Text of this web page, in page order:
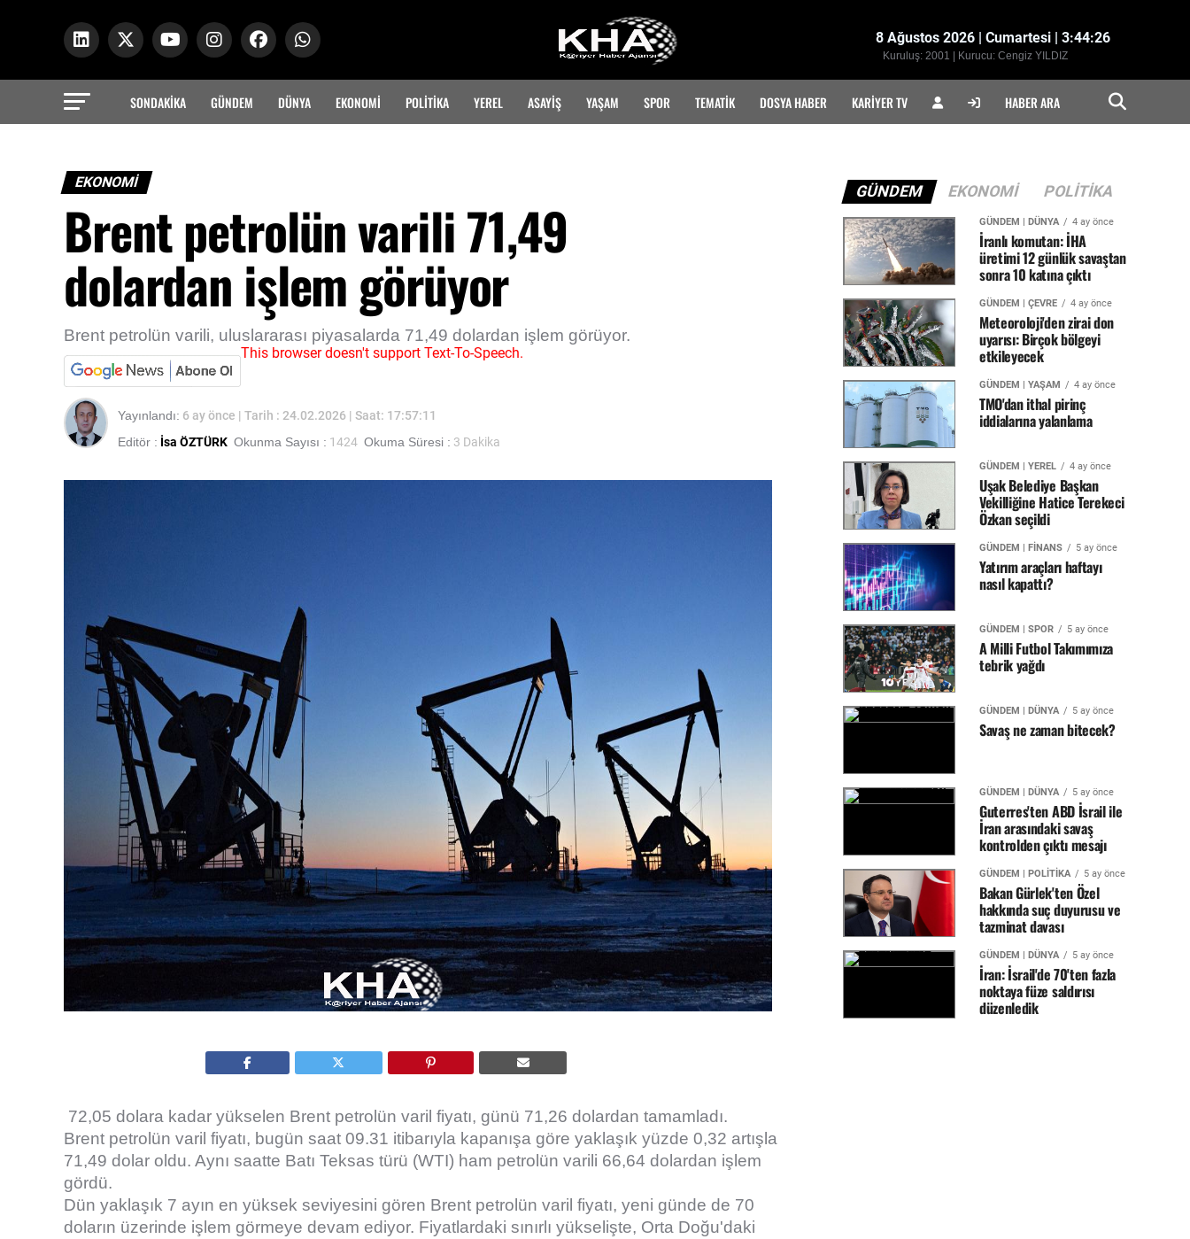
8 Ağustos 2026 | Cumartesi | 3:44:27
Kuruluş: 2001 | Kurucu: Cengiz YILDIZ
SONDAKİKA GÜNDEM DÜNYA EKONOMİ POLİTİKA YEREL ASAYİŞ YAŞAM SPOR TEMATIK DOSYA HABER KARIYER TV HABER ARA
GÜNDEM EKONOMI POLITIKA
GÜNDEM | DÜNYA 4 ay önce
İranlı komutan: İHA
üretimi 12 günlük savaştan
sonra 10 katına çıktı
GÜNDEM | ÇEVRE 4 ay önce
Meteoroloji'den zirai don
uyarısı: Birçok bölgeyi
etkileyecek
GÜNDEM | YAŞAM 4 ay önce
TMO'dan ithal pirinç
iddialarına yalanlama
GÜNDEM | YEREL 4 ay önce
Uşak Belediye Başkan
Vekilliğine Hatice Terekeci
Özkan seçildi
GÜNDEM | FİNANS 5 ay önce
Yatırım araçları haftayı
nasıl kapattı?
GÜNDEM | SPOR 5 ay önce
A Milli Futbol Takımımıza
tebrik yağdı
GÜNDEM | DÜNYA 5 ay önce
Savaş ne zaman bitecek?
GÜNDEM | DÜNYA 5 ay önce
Guterres'ten ABD İsrail ile
İran arasındaki savaş
kontrolden çıktı mesajı
GÜNDEM | POLİTİKA 5 ay önce
Bakan Gürlek'ten Özel
hakkında suç duyurusu ve
tazminat davası
GÜNDEM | DÜNYA 5 ay önce
İran: İsrail'de 70'ten fazla
noktaya füze saldırısı
düzenledik
EKONOMİ
Brent petrolün varili 71,49
dolardan işlem görüyor
Brent petrolün varili, uluslararası piyasalarda 71,49 dolardan işlem görüyor.
This browser doesn't support Text-To-Speech.
Yayınlandı: 6 ay önce | Tarih : 24.02.2026 | Saat: 17:57:11
Editör : İsa ÖZTÜRK Okunma Sayısı : 1424 Okuma Süresi : 3 Dakika
72,05 dolara kadar yükselen Brent petrolün varil fiyatı, günü 71,26 dolardan tamamladı.
Brent petrolün varil fiyatı, bugün saat 09.31 itibarıyla kapanışa göre yaklaşık yüzde 0,32 artışla
71,49 dolar oldu. Aynı saatte Batı Teksas türü (WTI) ham petrolün varili 66,64 dolardan işlem
gördü.
Dün yaklaşık 7 ayın en yüksek seviyesini gören Brent petrolün varil fiyatı, yeni günde de 70
doların üzerinde işlem görmeye devam ediyor. Fiyatlardaki sınırlı yükselişte, Orta Doğu'daki